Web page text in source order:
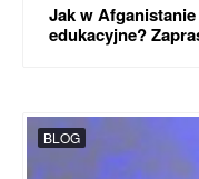
Jak w
edukacyjne?
BLOG